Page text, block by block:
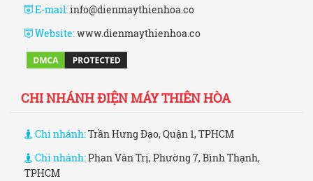
E-mail:info@dienmaythienhoa.co
Website:www.dienmaythienhoa.co
CHI NHÁNH ĐIỆN MÁY THIÊN HÒA
Chi nhánh:Trần Hưng Đạo, Quận 1, TPHCM
Chi nhánh:Phan Văn Trị, Phường 7, Bình Thạnh,
TPHCM